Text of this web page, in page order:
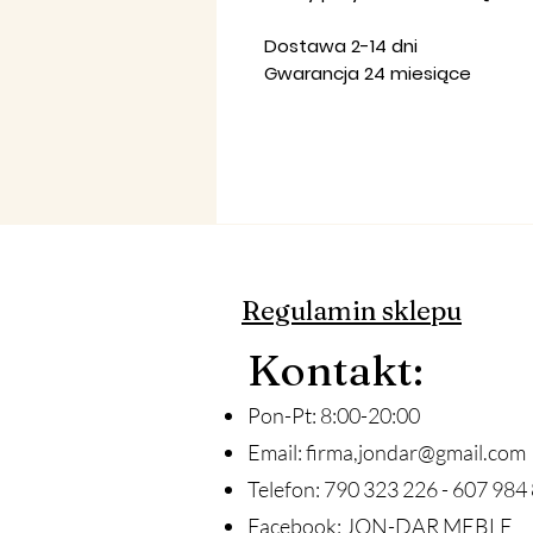
Dostawa 2-14 dni
Gwarancja 24 miesiące
Regulamin sklepu
Kontakt:
Pon-Pt: 8:00-20:00
Email:firma,jondar@gmail.com
Telefon: 790 323 226 - 607 984
Facebook: JON-DAR MEBLE